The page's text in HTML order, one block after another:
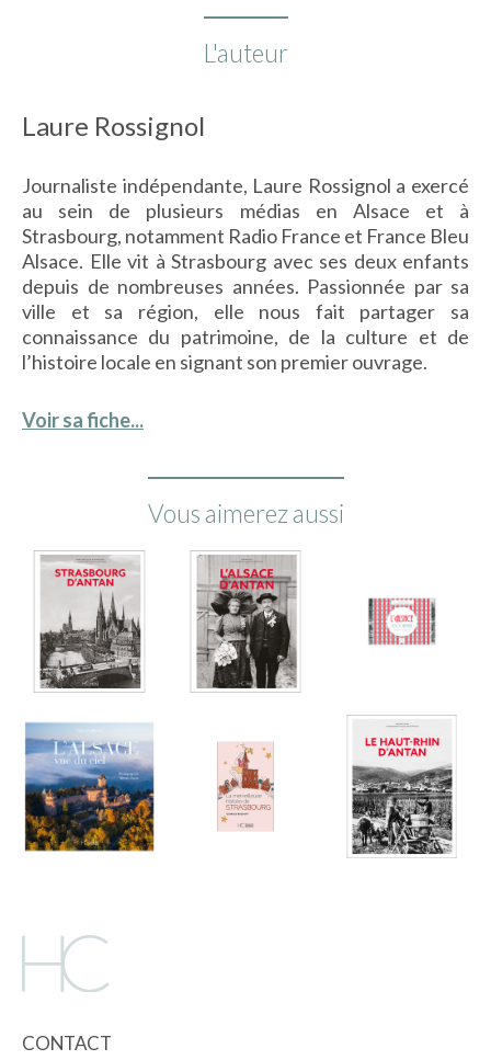
L'auteur
Laure Rossignol
Journaliste indépendante, Laure Rossignol a exercé
au sein de plusieurs médias en Alsace et à
Strasbourg, notamment Radio France et France Bleu
Alsace. Elle vit à Strasbourg avec ses deux enfants
depuis de nombreuses années. Passionnée par sa
ville et sa région, elle nous fait partager sa
connaissance du patrimoine, de la culture et de
l’histoire locale en signant son premier ouvrage.
Voir sa fiche...
Vous aimerez aussi
CONTACT